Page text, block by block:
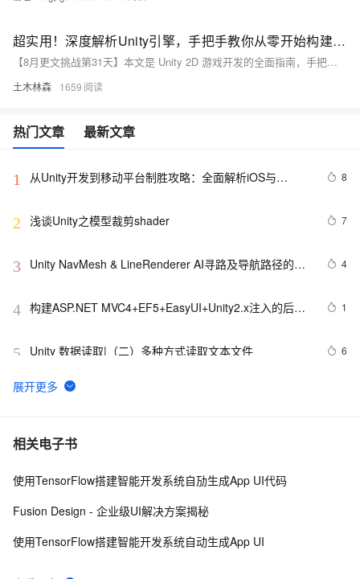
超实用！深度解析Unity引擎，手把手教你从零开始构建精美的2D平面冒险游戏，涵盖资源导入、角色控制与动画、碰撞检测等核心技巧，打造沉浸式游戏体验完全指南
【8月更文挑战第31天】本文是 Unity 2D 游戏开发的全面指南，手把手教你从零开始构建精美的平面冒险游戏。首先，通过 Unity Hub 创建 2D 项目并导入游戏资源。接着，编写 `PlayerController` 脚本来实现角色移动，并添加动画以增强视觉效果。最后，通过 Collider 2D 组件实现碰撞检测等游戏机制。每一步均展示 Unity 在 2D 游戏开发中的强大功能。
土木林森 1659
热门文章 最新文章
1
从Unity开发到移动平台制胜攻略：全面解析iOS与
打造爆款手游不是梦——性能优化、广告集成与内购设置
8
2 浅谈Unity之模型裁剪shader 7
3
Unity NavMesh & LineRenderer AI寻路及导航路径的绘
4
4 构建ASP.NET MVC4+EF5+EasyUI+Unity2.x注入的后台
1
5 Unity 数据读取|（二）多种方式读取文本文件 6
6
透视与正交之外的奇妙视界：深入解析Unity游戏开发中
秘与技巧
7 [Unity3d]脚本相互调用以及控制
8 unity3d 学习笔记（两）
制
相关电子书
使用TensorFlow搭建智能开发系统自劢生成App UI代码
Fusion Design - 企业级UI解决方案揭秘
使用TensorFlow搭建智能开发系统自动生成App UI